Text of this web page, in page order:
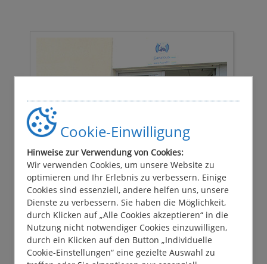
Cookie-Einwilligung
Hinweise zur Verwendung von Cookies:
Wir verwenden Cookies, um unsere Website zu
optimieren und Ihr Erlebnis zu verbessern. Einige
Cookies sind essenziell, andere helfen uns, unsere
Dienste zu verbessern. Sie haben die Möglichkeit,
durch Klicken auf „Alle Cookies akzeptieren“ in die
Nutzung nicht notwendiger Cookies einzuwilligen,
durch ein Klicken auf den Button „Individuelle
Cookie-Einstellungen“ eine gezielte Auswahl zu
Ihr Hausboot-Team in Homps